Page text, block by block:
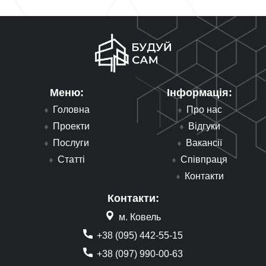
Меню:
Головна
Проекти
Послуги
Статті
Інформація:
Про нас
Відгуки
Вакансії
Співпраця
Контакти
Контакти:
м. Ковель
+38 (095) 442-55-15
+38 (097) 990-00-63